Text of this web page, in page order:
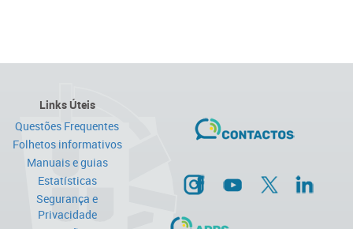
Links Úteis
Questões Frequentes
Folhetos informativos
Manuais e guias
Estatísticas
Segurança e
Privacidade